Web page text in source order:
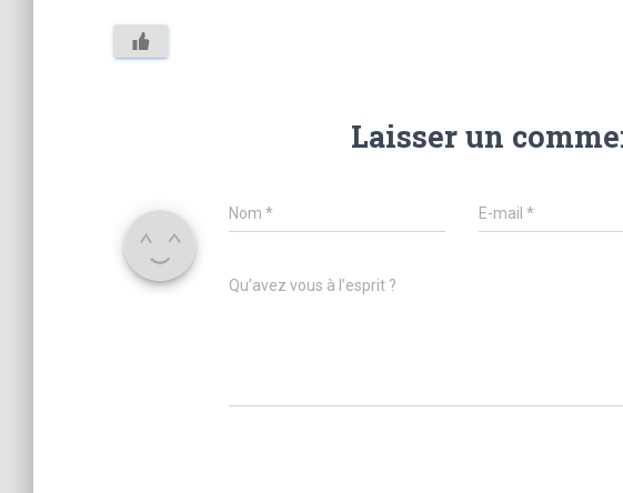
Laisser un
Nom * E-mail*
Qu’avez vous à l’esprit ?